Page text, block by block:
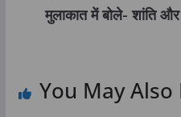
मुलाकात में बोले- शांति
You May Also